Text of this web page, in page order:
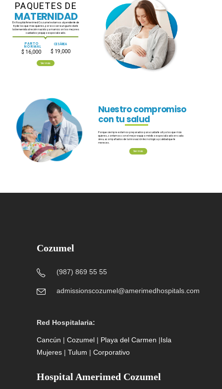
PAQUETES DE
MATERNIDAD
En Hospital Amerimed Cozumel estamos al pendiente de
tí y de los que más quieres, por eso será un gusto darle
la bienvenida al recién nacido y a mamá con los mejores
cuidados y equipo especializado.
NORMAL
PARTO CESÁREA
$ 16,000 $ 19,000
Ver más
Ver más
Nuestro compromiso
con tu salud
Porque siempre estamos preparados para cuidarte a ti y a los que más
quieres, contamos con el mejor equipo médico especializado en cada
área, acompañados de la innovación tecnológica y calidad que te
mereces.
Cozumel
(987) 869 55 55
admissionscozumel@amerimedhospitals.com
Red Hospitalaria:
Cancún | Cozumel | Playa del Carmen |Isla
Mujeres | Tulum | Corporativo
Hospital Amerimed Cozumel